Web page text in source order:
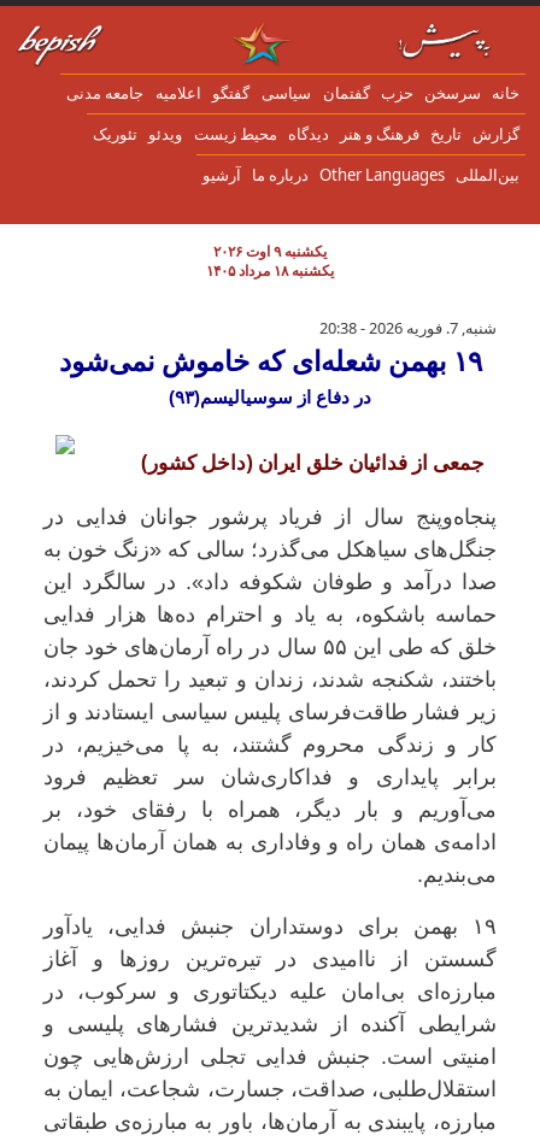
به محتوای اصلی
سرسخن حزب گفتمان سياسی گفتگو اعلاميه جامعه مدنی
تاریخ فرهنگ و هنر دیدگاه محیط زیست ویدئو تئوریک
Other Languages درباره ما آرشیو
یکشنبه ۹ اوت ۲۰۲۶
یکشنبه ۱۸ مرداد ۱۴۰۵
۱۹ بهمن شعله‌ای که خاموش نمی‌شود
شنبه, 7. فوریه 2026 - 20:38
۱۹ بهمن شعله‌ای که خاموش نمی‌شود
در دفاع از سوسیالیسم(۹۳)
جمعی از فدائیان خلق ایران (داخل کشور)
پنجاه‌وپنج سال از فریاد پرشور جوانان فدایی در
جنگل‌های سیاهکل می‌گذرد؛ سالی که «زنگ خون به
صدا درآمد و طوفان شکوفه داد». در سالگرد این
حماسه‌ باشکوه، به یاد و احترام ده‌ها هزار فدایی
خلق که طی این ۵۵ سال در راه آرمان‌های خود جان
باختند، شکنجه شدند، زندان و تبعید را تحمل کردند،
زیر فشار طاقت‌فرسای پلیس سیاسی ایستادند و از
کار و زندگی محروم گشتند، به پا می‌خیزیم، در
برابر پایداری و فداکاری‌شان سر تعظیم فرود
می‌آوریم و بار دیگر، همراه با رفقای خود، بر
ادامه‌ی همان راه و وفاداری به همان آرمان‌ها پیمان
می‌بندیم.
۱۹ بهمن برای دوستداران جنبش فدایی، یادآور
گسستن از ناامیدی در تیره‌ترین روزها و آغاز
مبارزه‌ای بی‌امان علیه دیکتاتوری و سرکوب، در
شرایطی آکنده از شدیدترین فشارهای پلیسی و
امنیتی است. جنبش فدایی تجلی ارزش‌هایی چون
استقلال‌طلبی، صداقت، جسارت، شجاعت، ایمان به
مبارزه، پایبندی به آرمان‌ها، باور به مبارزه‌ی طبقاتی